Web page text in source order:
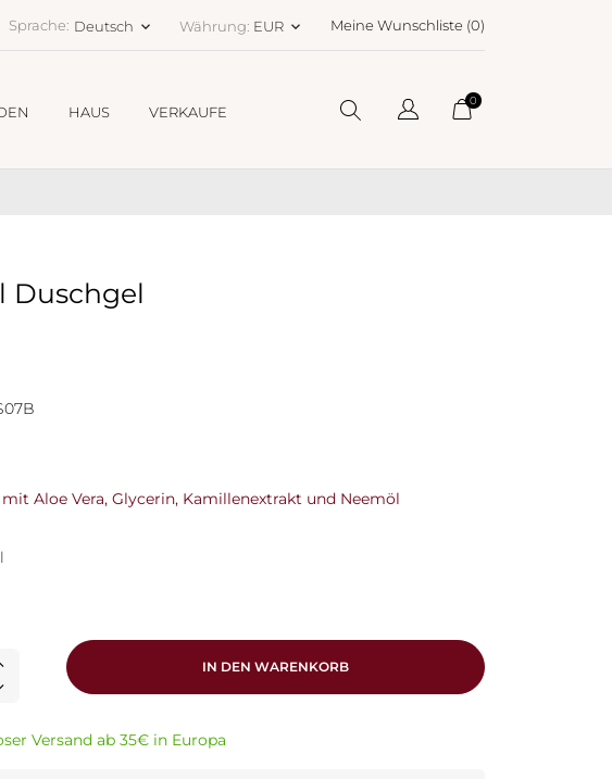
Sprache: Deutsch keyboard_arrow_down Währung: EUR keyboard_arrow_down Meine Wunschliste (0)
HAUS VERKAUFE
0
Duschgel
Aloe Vera, Glycerin, Kamillenextrakt und Neemöl
IN DEN WARENKORB
Versand ab 35€ in Europa